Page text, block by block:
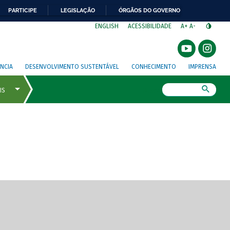
PARTICIPE LEGISLAÇÃO ÓRGÃOS DO GOVERNO
ENGLISH ACESSIBILIDADE A+ A-
DESENVOLVIMENTO SUSTENTÁVEL CONHECIMENTO IMPRENSA
de tela